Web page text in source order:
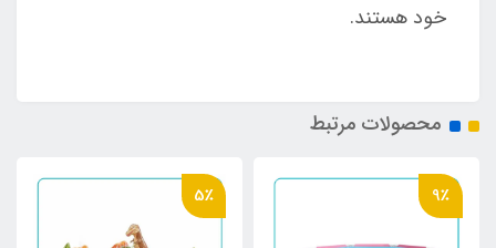
خود هستند.
محصولات مرتبط
9٪ 5٪